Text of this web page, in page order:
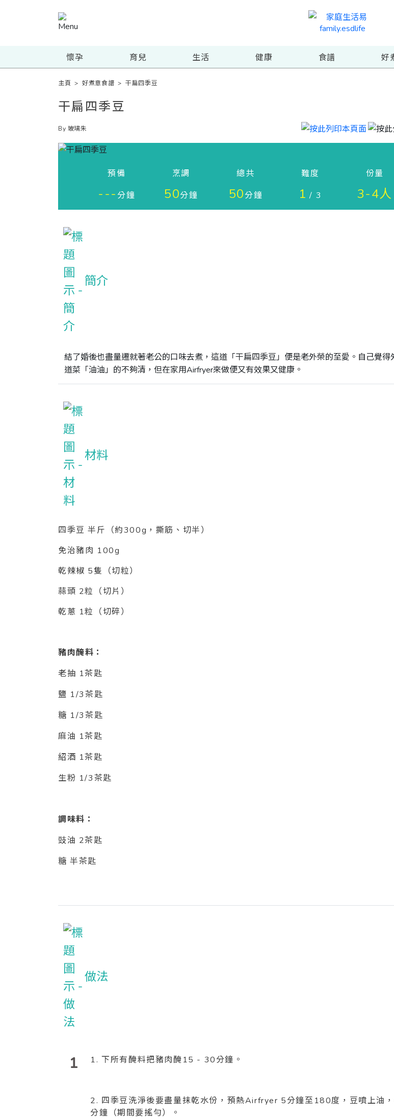
懷孕 育兒 生活 健康 食譜 好
主頁 >好煮意食譜 >干扁四季豆
干扁四季豆
By 玻璃朱
預備
---分鐘
烹調
50分鐘
總共
50分鐘
難度
1 / 3
份量
3-4人
簡介
結了婚後也盡量遷就著老公的口味去煮，這道「干扁四季豆」便是老外榮的至愛。自己覺得
道菜「油油」的不夠清，但在家用Airfryer來做便又有效果又健康。
材料
四季豆 半斤（約300g，撕筋、切半）
免治豬肉 100g
乾辣椒 5隻（切粒）
蒜頭 2粒（切片）
乾蔥 1粒（切碎）
豬肉醃料：
老抽 1茶匙
鹽 1/3茶匙
糖 1/3茶匙
麻油 1茶匙
紹酒 1茶匙
生粉 1/3茶匙
調味料：
豉油 2茶匙
糖 半茶匙
做法
1 1. 下所有醃料把豬肉醃15 - 30分鐘。
2. 四季豆洗淨後要盡量抹乾水份，預熱Airfryer 5分鐘至180度，豆噴上油
分鐘（期間要搖勻）。